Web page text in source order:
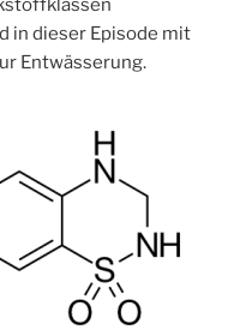
in dieser Episode mit
Entwässerung.